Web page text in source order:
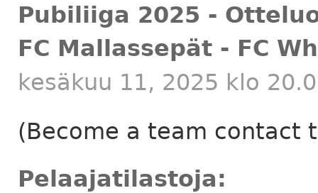
Pubiliiga 2025 -
FC Mallassepät - FC
kesäkuu 11, 2025 klo
(Become a team contact
Pelaajatilastoja: